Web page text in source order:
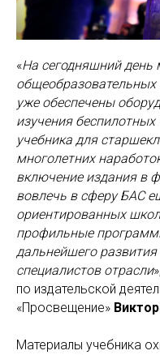
«На сегодняшний день
общеобразовательных
уже обеспечены
изучения беспилотных
учебника для
многолетних
включение издания в
вовлечь в сферу БАС
ориентированных
профильные
дальнейшего
специалистов отрасли
по издательской
«Просвещение»
Материалы учебника